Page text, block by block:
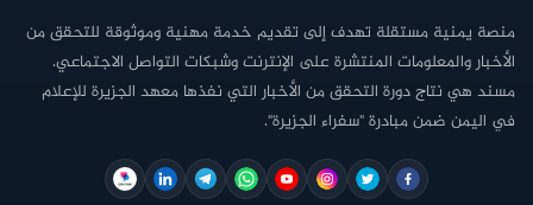
منصة يمنية مستقلة تهدف إلى تقديم خدمة مهنية وموثوقة للتحقق من
الأخبار والمعلومات المنتشرة على الإنترنت وشبكات التواصل الاجتماعي.
مسند هي نتاج دورة التحقق من الأخبار التي نفذها معهد الجزيرة للإعلام
في اليمن ضمن مبادرة "سفراء الجزيرة".